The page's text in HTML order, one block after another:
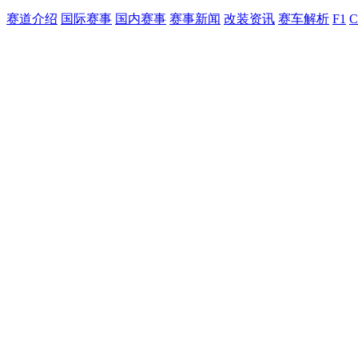
赛道介绍 国际赛事 国内赛事 赛事新闻 改装资讯 赛车解析 F1